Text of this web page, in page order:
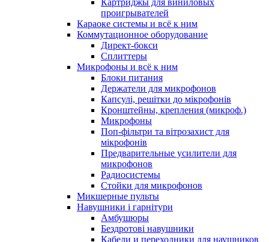
Картриджы для виниловых
проигрывателей
Караоке системы и всё к ним
Коммутационное оборудование
Директ-бокси
Сплиттеры
Микрофоны и всё к ним
Блоки питания
Держатели для микрофонов
Капсулі, решітки до мікрофонів
Кронштейны, крепления (микроф.)
Микрофоны
Поп-фільтри та вітрозахист для
мікрофонів
Предварительные усилители для
микрофонов
Радиосистемы
Стойки для микрофонов
Микшерные пульты
Навушники і гарнітури
Амбушюры
Бездротові навушники
Кабели и переходники для наушников